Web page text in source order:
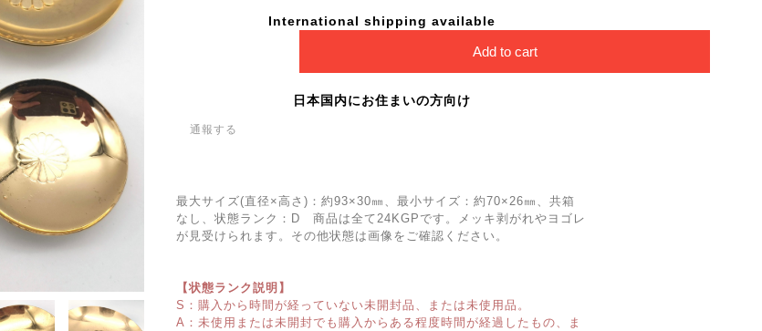
International shipping available
Add to cart
日本国内にお住まいの方向け
通報する
最大サイズ(直径×高さ)：約93×30㎜、最小サイズ：約70×26㎜、共箱
なし、状態ランク：D 商品は全て24KGPです。メッキ剥がれやヨゴレ
が見受けられます。その他状態は画像をご確認ください。
【状態ランク説明】
S：購入から時間が経っていない未開封品、または未使用品。
A：未使用または未開封でも購入からある程度時間が経過したもの、ま